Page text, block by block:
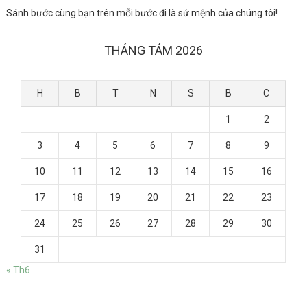
Sánh bước cùng bạn trên mỗi bước đi là sứ mệnh của chúng tôi!
THÁNG TÁM 2026
H B T N S B C
1 2
3 4 5 6 7 8 9
10 11 12 13 14 15 16
17 18 19 20 21 22 23
24 25 26 27 28 29 30
31
« Th6